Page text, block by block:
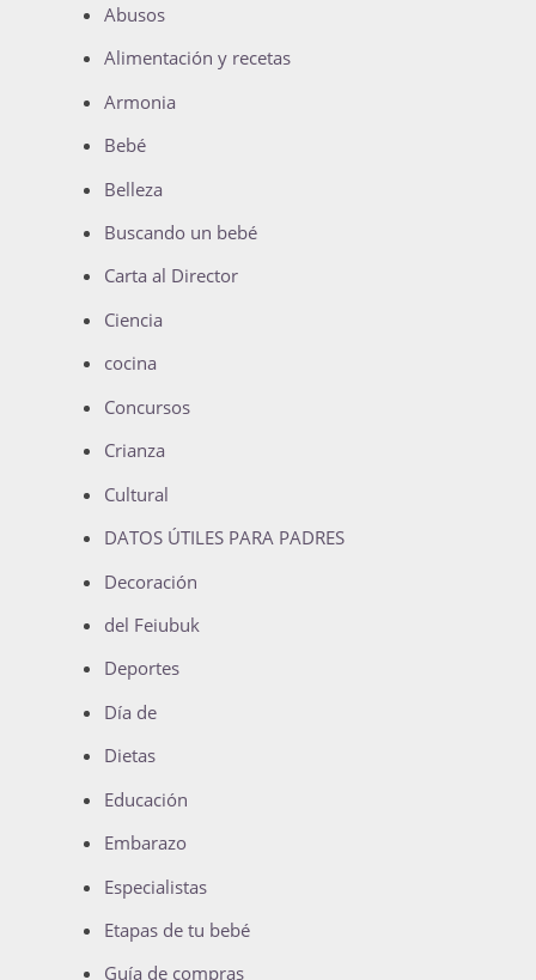
Abusos
Alimentación y recetas
Armonia
Bebé
Belleza
Buscando un bebé
Carta al Director
Ciencia
cocina
Concursos
Crianza
Cultural
DATOS ÚTILES PARA PADRES
Decoración
del Feiubuk
Deportes
Día de
Dietas
Educación
Embarazo
Especialistas
Etapas de tu bebé
Guía de compras